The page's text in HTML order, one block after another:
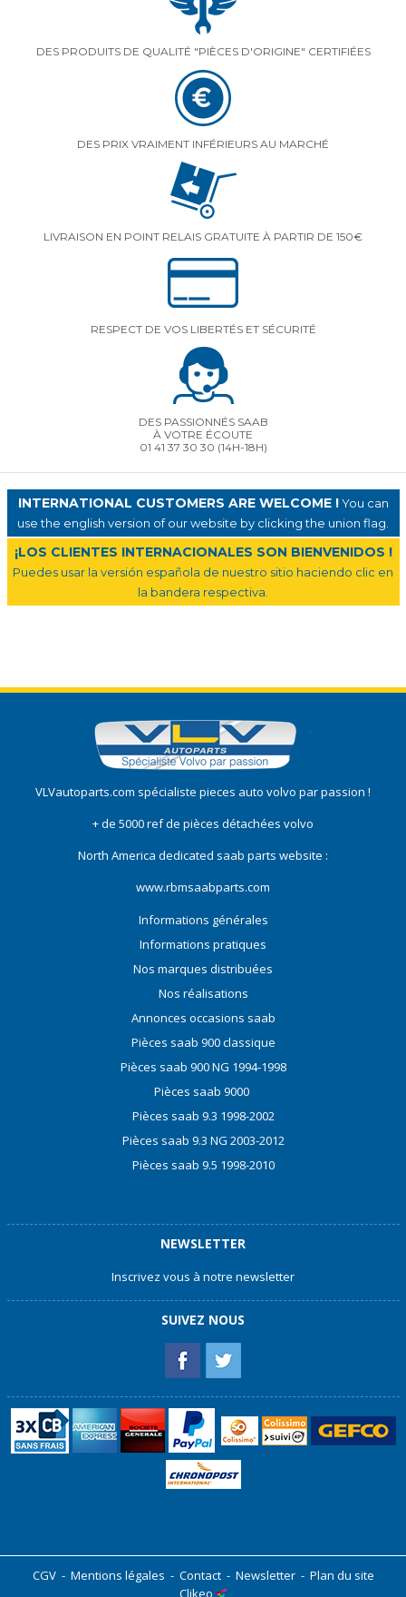
DES PRODUITS DE QUALITÉ "PIÈCES D'ORIGINE" CERTIFIÉES
DES PRIX VRAIMENT INFÉRIEURS AU MARCHÉ
LIVRAISON EN POINT RELAIS GRATUITE À PARTIR DE 150€
RESPECT DE VOS LIBERTÉS ET SÉCURITÉ
DES PASSIONNÉS SAAB
À VOTRE ÉCOUTE
01 41 37 30 30 (14H-18H)
INTERNATIONAL CUSTOMERS ARE WELCOME !You can
use the english version of our website by clicking the union flag.
¡LOS CLIENTES INTERNACIONALES SON BIENVENIDOS !
Puedes usar la versión española de nuestro sitio haciendo clic en
la bandera respectiva.
VLVautoparts.com spécialiste pieces auto volvo par passion !
+ de 5000 ref de pièces détachées volvo
North America dedicated saab parts website :
www.rbmsaabparts.com
Informations générales
Informations pratiques
Nos marques distribuées
Nos réalisations
Annonces occasions saab
Pièces saab 900 classique
Pièces saab 900 NG 1994-1998
Pièces saab 9000
Pièces saab 9.3 1998-2002
Pièces saab 9.3 NG 2003-2012
Pièces saab 9.5 1998-2010
NEWSLETTER
Inscrivez vous à notre newsletter
SUIVEZ NOUS
CGV- Mentions légales - Contact- Newsletter- Plan du site
Clikeo